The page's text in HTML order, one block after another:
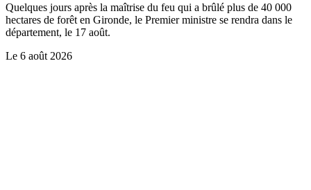
Quelques jours après la maîtrise du feu qui a brûlé plus de 40 000
hectares de forêt en Gironde, le Premier ministre se rendra dans le
département, le 17 août.
Le 6 août 2026